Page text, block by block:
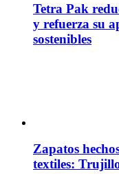
Tetra Pak
y refuerza su
sostenibles
Zapatos
textiles: